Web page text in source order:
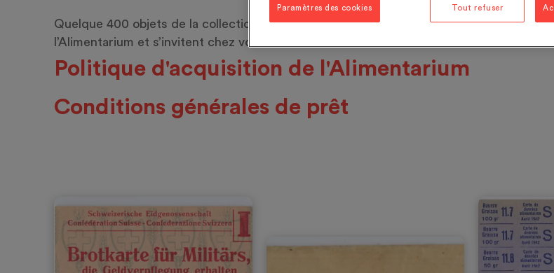
Quelque 400 objets de la collection du Musée quittent les dépôts de
l’Alimentarium et s’invitent chez vous !
Politique d'acquisition de l'Alimentarium
Conditions générales de prêt
Tout refuser
Paramètres des cookies